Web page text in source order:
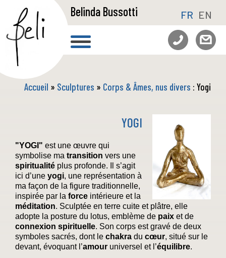
Belinda Bussotti FR EN
Accueil » Sculptures » Corps & Âmes, nus divers : Yogi
YOGI
"YOGI" est une œuvre qui
symbolise ma transition vers une
spiritualité plus profonde. Il s’agit
ici d’une yogi, une représentation à
ma façon de la figure traditionnelle,
inspirée par la force intérieure et la
méditation. Sculptée en terre cuite et plâtre, elle
adopte la posture du lotus, emblème de paix et de
connexion spirituelle. Son corps est gravé de deux
symboles sacrés, dont le chakra du cœur, situé sur le
devant, évoquant l’amour universel et l’équilibre.